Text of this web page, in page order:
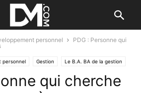
personnel
PDG : Personne qui
personnel Gestion Le B.A. BA de la gestion
qui cherche